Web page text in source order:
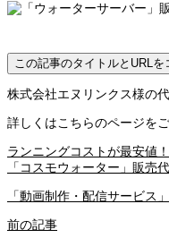
この記事のタイトルとURLを
株式会社エヌリンクス様の
詳しくはこちらのページをご
ランニングコストが最安値
「コスモウォーター」販売
「動画制作・配信サービス
前の記事